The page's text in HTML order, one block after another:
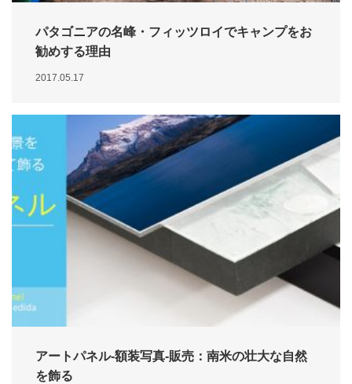
パタゴニアの名峰・フィッツロイでキャンプをお
勧めする理由
2017.05.17
アートパネル-額装写真-販売：南米の壮大な自然
を飾る